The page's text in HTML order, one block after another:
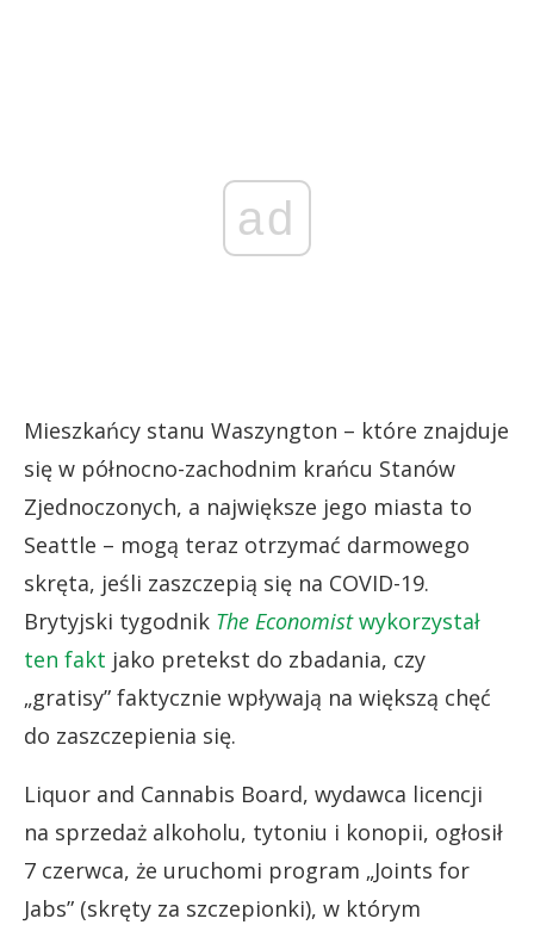
ad
Mieszkańcy stanu Waszyngton – które znajduje
się w północno-zachodnim krańcu Stanów
Zjednoczonych, a największe jego miasta to
Seattle – mogą teraz otrzymać darmowego
skręta, jeśli zaszczepią się na COVID-19.
Brytyjski tygodnik The Economistwykorzystał
ten fakt jako pretekst do zbadania, czy
„gratisy” faktycznie wpływają na większą chęć
do zaszczepienia się.
Liquor and Cannabis Board, wydawca licencji
na sprzedaż alkoholu, tytoniu i konopii, ogłosił
7 czerwca, że uruchomi program „Joints for
Jabs” (skręty za szczepionki), w którym